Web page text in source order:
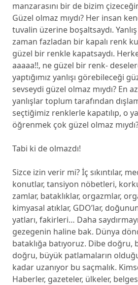
manzarasını bir de bizim
Güzel olmaz mıydı? Her insan
tuvalin üzerine boşaltsaydı. Yanlış
zaman fazladan bir kapalı renk
güzel bir renkle kapatsaydı.
aaaaa!!, ne güzel bir renk-
yaptığımız yanlışı görebileceği
sevseydi güzel olmaz mıydı? En
yanlışlar toplum tarafından
seçtiğimiz renklerle kapatılıp, o
öğrenmek çok güzel olmaz
Tabi ki de olmazdı!
Sizce izin verir mi? İç sıkıntılar,
konutlar, tansiyon nöbetleri,
zamlar, bataklıklar, orgazmlar,
kimyasal atıklar, GDO’lar,
yatları, fakirleri… Daha
gezegenin haline bak. Dünya
bataklığa batıyoruz. Dibe doğru,
doğru, büyük patlamaların
kadar uzanıyor bu saçmalık.
Haberler, gazeteler, ülkeler,